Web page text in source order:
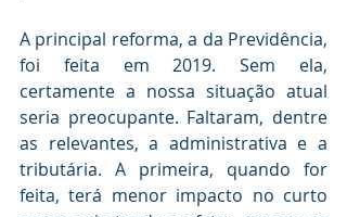
A principal reforma, a da Previdência,
foi feita em 2019. Sem ela,
certamente a nossa situação atual
seria preocupante. Faltaram, dentre
as relevantes, a administrativa e a
tributária. A primeira, quando for
feita, terá menor impacto no curto